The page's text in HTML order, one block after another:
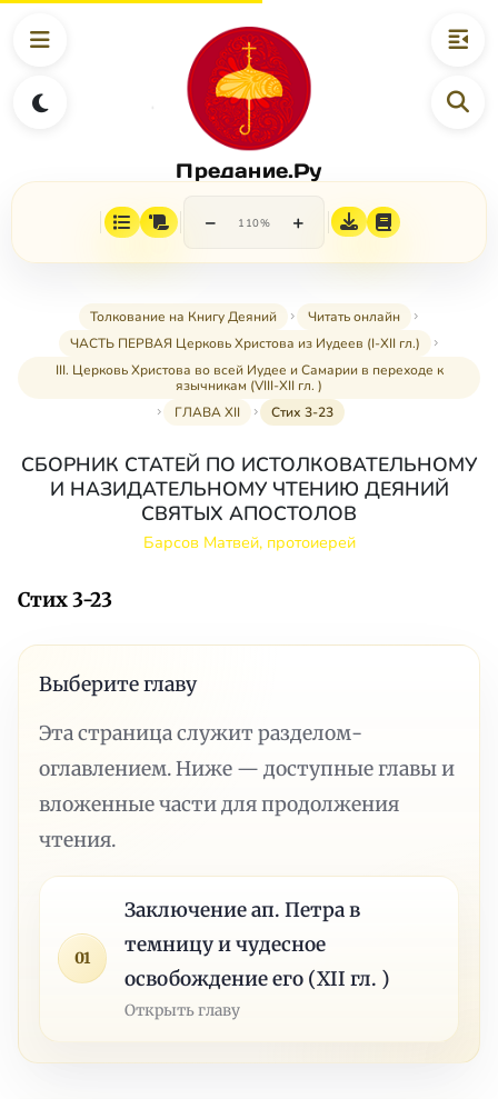
Предание.Ру
− 110% +
Толкование на Книгу Деяний
Читать онлайн
ЧАСТЬ ПЕРВАЯ Церковь Христова из Иудеев (I-XII гл.)
III. Церковь Христова во всей Иудее и Самарии в переходе к
язычникам (VIII-XII гл. )
ГЛАВА XII
Стих 3-23
СБОРНИК СТАТЕЙ ПО ИСТОЛКОВАТЕЛЬНОМУ
И НАЗИДАТЕЛЬНОМУ ЧТЕНИЮ ДЕЯНИЙ
СВЯТЫХ АПОСТОЛОВ
Барсов Матвей, протоиерей
Стих 3-23
Выберите главу
Эта страница служит разделом-
оглавлением. Ниже — доступные главы и
вложенные части для продолжения
чтения.
01
Заключение ап. Петра в
темницу и чудесное
освобождение его (XII гл. )
Открыть главу